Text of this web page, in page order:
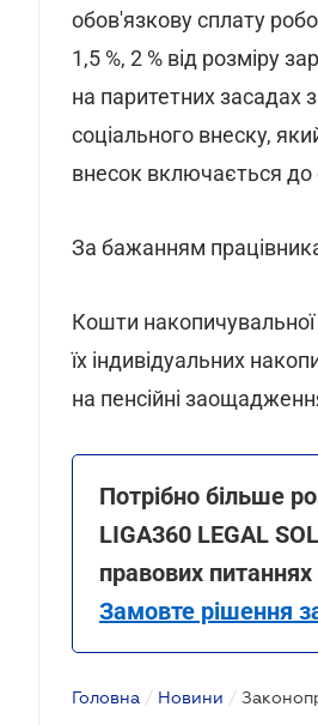
обов'язкову сплату
1,5 %, 2 % від розміру
на паритетних засадах
соціального внеску,
внесок включається до
За бажанням
Кошти накопичувальної
їх індивідуальних
на пенсійні
Потрібно більше
LIGA360 LEGAL
правових
Замовте рішення
Головна / Новини /